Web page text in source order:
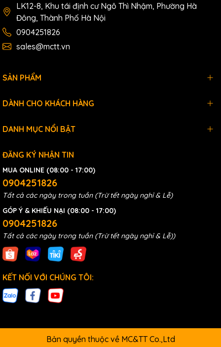
LK12-8, Khu tái định cư Ngô Thì Nhậm, Phường Hà
Đông, Thành Phố Hà Nội
0904251826
sales@mctt.vn
SẢN PHẨM
DÀNH CHO KHÁCH HÀNG
DANH MỤC NỔI BẬT
ĐĂNG KÝ NHẬN TIN
MUA ONLINE (08:00 - 17:00)
0904251826
Tất cả các ngày trong tuần (Trừ tết ngày nghỉ & Lễ)
GÓP Ý & KHIẾU NẠI (08:00 - 17:00)
0904251826
Tất cả các ngày trong tuần (Trừ tết ngày nghỉ & Lễ))
KẾT NỐI VỚI CHÚNG TÔI:
Bản quyền thuộc về MC&TT Co.,Ltd